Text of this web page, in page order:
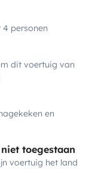
personen
dit voertuig van
en
toegestaan
voertuig het land